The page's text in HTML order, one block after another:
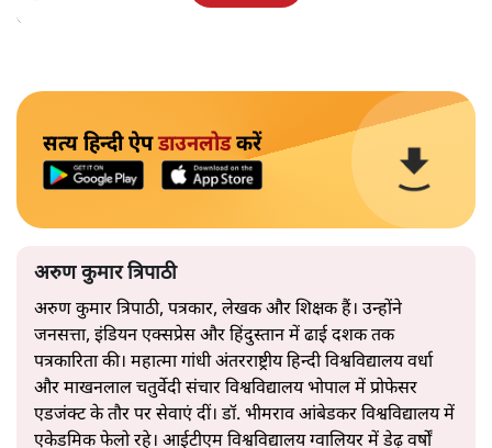
अपनाएगा।
सत्य हिन्दी ऐपडाउनलोडकरें
अरुण कुमार त्रिपाठी
अरुण कुमार त्रिपाठी, पत्रकार, लेखक और शिक्षक हैं। उन्होंने
जनसत्ता, इंडियन एक्सप्रेस और हिंदुस्तान में ढाई दशक तक
पत्रकारिता की। महात्मा गांधी अंतरराष्ट्रीय हिन्दी विश्वविद्यालय वर्धा
और माखनलाल चतुर्वेदी संचार विश्वविद्यालय भोपाल में प्रोफेसर
एडजंक्ट के तौर पर सेवाएं दीं। डॉ. भीमराव आंबेडकर विश्वविद्यालय में
एकेडमिक फेलो रहे। आईटीएम विश्वविद्यालय ग्वालियर में डेढ़ वर्षों